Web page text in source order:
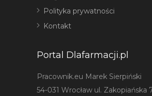
Polityka prywatności
Kontakt
Portal Dlafarmacji.pl
Pracownik.eu Marek Sierpiński
54-031 Wrocław ul. Zakopiańska